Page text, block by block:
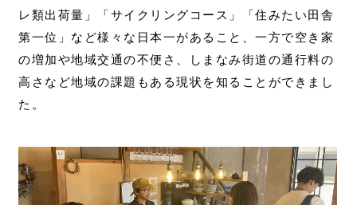
レ類出荷量」「サイクリングコース」「住みたい田舎
第一位」など様々な日本一があること、一方で空き家
の増加や地域交通の不便さ、しまなみ街道の通行料の
高さなど地域の課題もある現状を知ることができまし
た。